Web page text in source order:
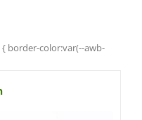
border-color:var(--awb-